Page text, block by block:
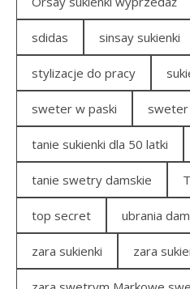
sdidas sinsay sukienki
stylizacje do pracy
sweter w paski sweter
tanie sukienki dla 50 latki
tanie swetry damskie
top secret ubrania
zara sukienki zara